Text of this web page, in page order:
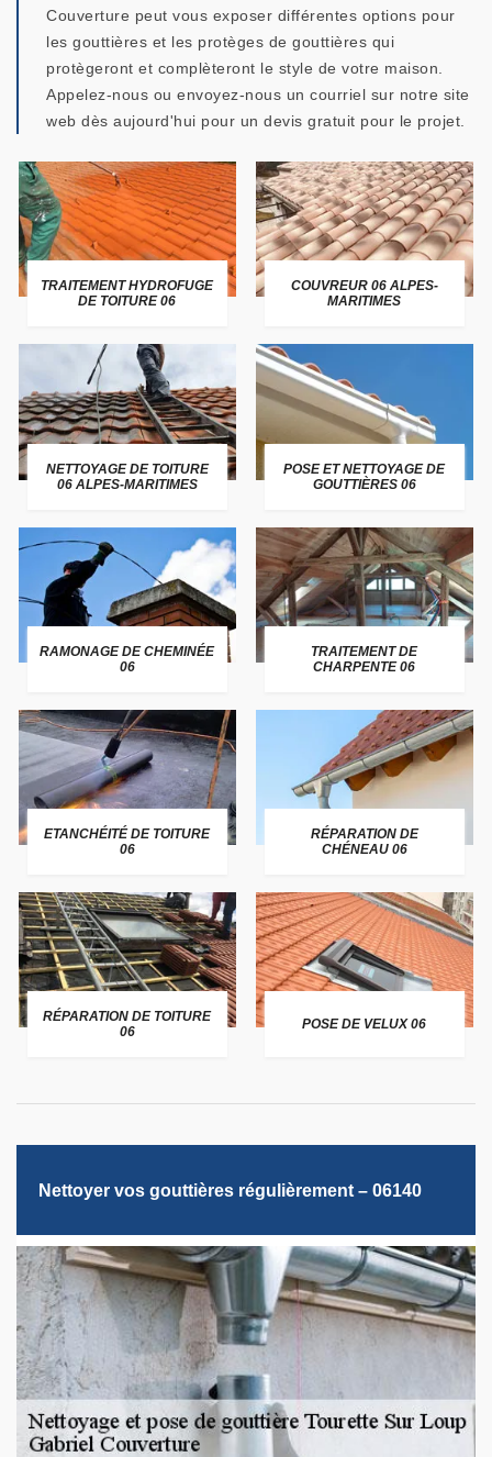
Couverture peut vous exposer différentes options pour
les gouttières et les protèges de gouttières qui
protègeront et complèteront le style de votre maison.
Appelez-nous ou envoyez-nous un courriel sur notre site
web dès aujourd'hui pour un devis gratuit pour le projet.
TRAITEMENT HYDROFUGE
DE TOITURE 06
COUVREUR 06 ALPES-
MARITIMES
NETTOYAGE DE TOITURE
06 ALPES-MARITIMES
POSE ET NETTOYAGE DE
GOUTTIÈRES 06
RAMONAGE DE CHEMINÉE
06
TRAITEMENT DE
CHARPENTE 06
ETANCHÉITÉ DE TOITURE
06
RÉPARATION DE
CHÉNEAU 06
RÉPARATION DE TOITURE
06
POSE DE VELUX 06
Nettoyer vos gouttières régulièrement – 06140